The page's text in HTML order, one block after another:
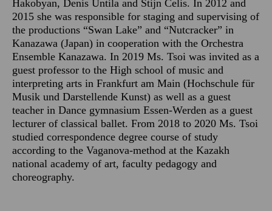
Hakobyan, Denis Untila and Stijn Celis. In 2012 and
2015 she was responsible for staging and supervising of
the productions “Swan Lake” and “Nutcracker” in
Kanazawa (Japan) in cooperation with the Orchestra
Ensemble Kanazawa. In 2019 Ms. Tsoi was invited as a
guest professor to the High school of music and
interpreting arts in Frankfurt am Main (Hochschule für
Musik und Darstellende Kunst) as well as a guest
teacher in Dance gymnasium Essen-Werden as a guest
lecturer of classical ballet. From 2018 to 2020 Ms. Tsoi
studied correspondence degree course of study
according to the Vaganova-method at the Kazakh
national academy of art, faculty pedagogy and
choreography.